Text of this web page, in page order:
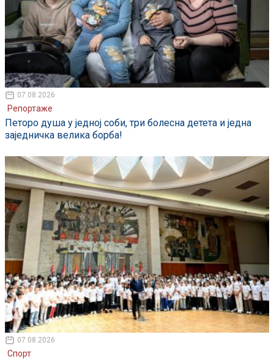
07.08.2026
Репортаже
Петоро душа у једној соби, три болесна детета и једна
заједничка велика борба!
07.08.2026
Спорт